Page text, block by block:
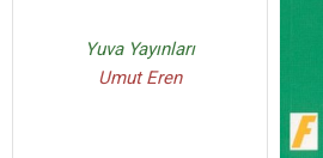
Yuva Yayınları
Umut Eren